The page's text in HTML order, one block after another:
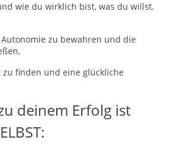
wie du wirklich bist, was du willst,
zu bewahren und die
zu finden und eine glückliche
deinem Erfolg ist